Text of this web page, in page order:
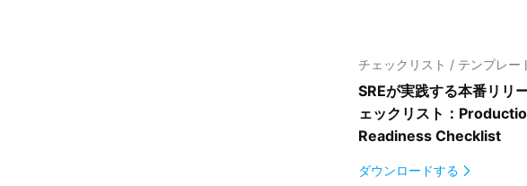
チェックリスト / テンプレー
SREが実践する本番リリ
ェックリスト ：
Readiness Checklist
ダウンロードする